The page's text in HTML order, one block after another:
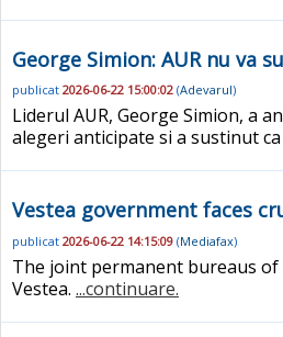
George Simion: AUR nu va
publicat 2026-06-22 15:00:02 (Adevarul)
Liderul AUR, George Simion, a
alegeri anticipate si a sustinut
Vestea government faces
publicat 2026-06-22 14:15:09 (Mediafax)
The joint permanent bureaus
Vestea. ...continuare.